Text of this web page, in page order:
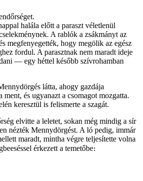
halála előtt a paraszt véletlenül
A rablók a zsákmányt az
megfenyegették, hogy megölik az egész
fordul. A parasztnak nem maradt ideje
— egy héttel később szívrohamban
látta, ahogy gazdája
ment, és ugyanazt a csomagot mozgatta.
keresztül is felismerte a szagát.
elvitte a leletet, sokan még mindig a sír
nézték Mennydörgést. A ló pedig, immár
maradt, mintha végre teljesítette volna
érkezett a temetőbe։